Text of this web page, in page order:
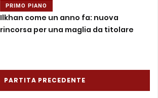
PRIMO PIANO
Ilkhan come un anno fa: nuova
rincorsa per una maglia da titolare
PARTITA PRECEDENTE